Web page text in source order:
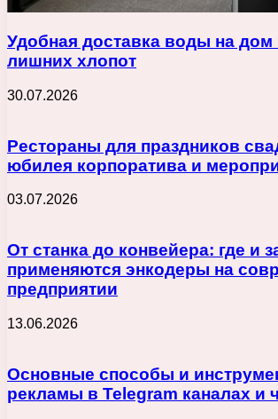
Удобная доставка воды на
лишних хлопот
30.07.2026
Рестораны для праздников
юбилея корпоратива и
03.07.2026
От станка до конвейера: где и
применяются энкодеры на
предприятии
13.06.2026
Основные способы и
рекламы в Telegram каналах и